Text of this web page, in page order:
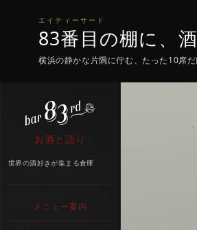
エイティーサード
83番目の棚に、
横浜の静かな片隅に佇む、たった10席だ
お酒と語り
世界の酒好きが集まる倉庫
メニュー案内